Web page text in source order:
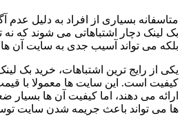
متاسفانه بسیاری از افراد به دلیل عدم
بک لینک دچار اشتباهاتی می شوند که نه
بلکه می تواند آسیب جدی به سایت آن ها
یکی از رایج ترین اشتباهات، خرید بک
کیفیت است. این سایت ها معمولا با
ارائه می دهند، اما کیفیت آن ها
ها می تواند باعث جریمه شدن سایت